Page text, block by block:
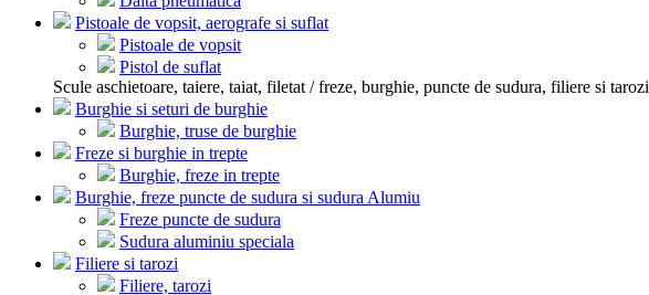
Pistoale de vopsit, aerografe si suflat
Pistoale de vopsit
Pistol de suflat
Scule aschietoare, taiere, taiat, filetat / freze, burghie, puncte de sudura, filiere si tarozi
Burghie si seturi de burghie
Burghie, truse de burghie
Freze si burghie in trepte
Burghie, freze in trepte
Burghie, freze puncte de sudura si sudura Alumiu
Freze puncte de sudura
Sudura aluminiu speciala
Filiere si tarozi
Filiere, tarozi